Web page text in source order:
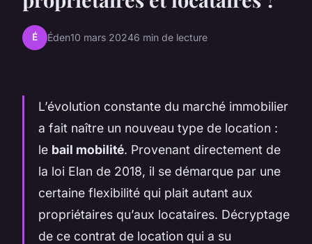
É Éden10 mars 20246 min de lecture
L’évolution constante du marché immobilier
a fait naître un nouveau type de location :
le bail mobilité. Provenant directement de
la loi Elan de 2018, il se démarque par une
certaine flexibilité qui plait autant aux
propriétaires qu’aux locataires. Décryptage
de ce contrat de location qui a su